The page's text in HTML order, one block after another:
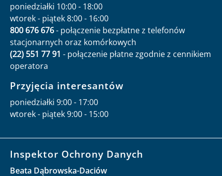
poniedziałki 10:00 - 18:00
wtorek - piątek 8:00 - 16:00
800 676 676- połączenie bezpłatne z telefonów
stacjonarnych oraz komórkowych
(22) 551 77 91 - połączenie płatne zgodnie z cennikiem
operatora
Przyjęcia interesantów
poniedziałki 9:00 - 17:00
wtorek - piątek 9:00 - 15:00
Inspektor Ochrony Danych
Beata Dąbrowska-Daciów